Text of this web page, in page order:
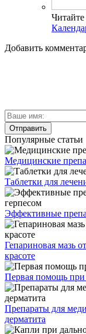
Добавить
Популярные статьи
Медицинские
Таблетки для
Эффективные
Гепариновая мазь
красоте
Первая помощь при
Препараты для
дерматита